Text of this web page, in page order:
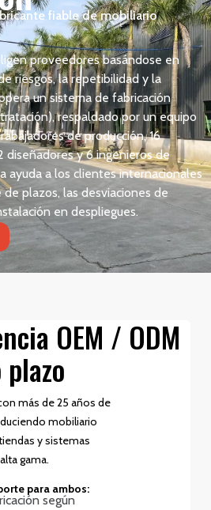
fiable de mobiliario
proveedores basándose en
riesgos, la repetibilidad y la
un sistema de fabricación
respaldado por un equipo
de producción, 16
diseñadores y 6 ingenieros de
ayuda a los clientes internacionales
plazos, las desviaciones de
en despliegues.
OEM / ODM
más de 25 años de
mobiliario
y sistemas
gama.
para ambos:
según